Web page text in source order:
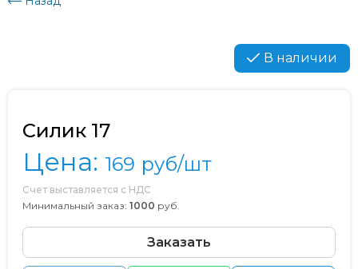
В наличии
Силик 17
Цена: 169 руб/шт
Счет выставляется с НДС
Минимальный заказ: 1000 руб.
Заказать